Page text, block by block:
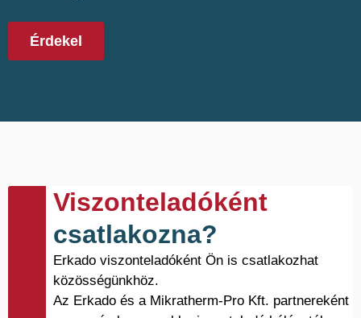
Érdekel
Viszonteladóként
csatlakozna?
Erkado viszonteladóként Ön is csatlakozhat
közösségünkhöz.
Az Erkado és a Mikratherm-Pro Kft. partnereként